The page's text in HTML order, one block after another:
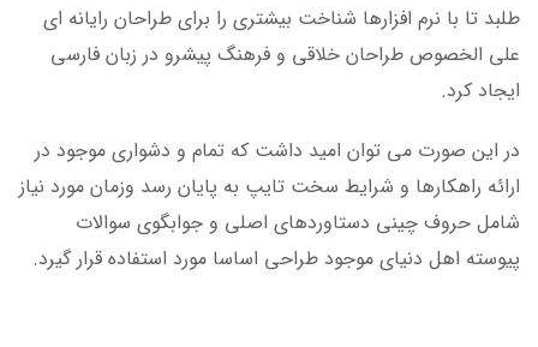
طلبد تا با نرم افزارها شناخت بیشتری را برای طراحان رایانه ای
علی الخصوص طراحان خلاقی و فرهنگ پیشرو در زبان فارسی
ایجاد کرد.
در این صورت می توان امید داشت که تمام و دشواری موجود در
ارائه راهکارها و شرایط سخت تایپ به پایان رسد وزمان مورد نیاز
شامل حروف چینی دستاوردهای اصلی و جوابگوی سوالات
پیوسته اهل دنیای موجود طراحی اساسا مورد استفاده قرار گیرد.